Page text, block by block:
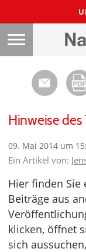
Hinweise des
09. Mai 2014 um
Ein Artikel von:
Hier finden Sie
Beiträge aus
klicken, öffnet
sich